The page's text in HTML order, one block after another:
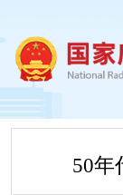
50年